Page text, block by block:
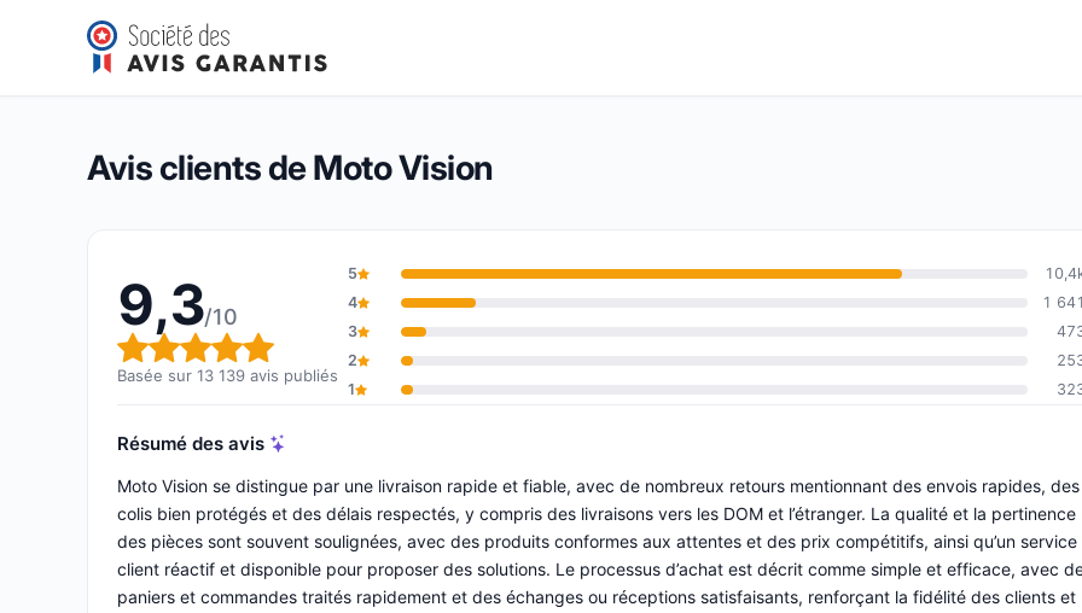
Moto Vision
Note globale : 9,3 sur 10
9,3/10(13 139 avis)
Avis clients de Moto Vision
9,3/10
Note globale : 9,3 sur 10
Basée sur 13 139 avis publiés
5
4
1 641
3
2
1
Résumé des avis
Moto Vision se distingue par une livraison rapide et fiable, avec de nombreux retours mentionnant des envois rapides, des
colis bien protégés et des délais respectés, y compris des livraisons vers les DOM et l’étranger. La qualité et la pertinence
des pièces sont souvent soulignées, avec des produits conformes aux attentes et des prix compétitifs, ainsi qu’un service
client réactif et disponible pour proposer des solutions. Le processus d’achat est décrit comme simple et efficace, avec
paniers et commandes traités rapidement et des échanges ou réceptions satisfaisants, renforçant la fidélité des clients et